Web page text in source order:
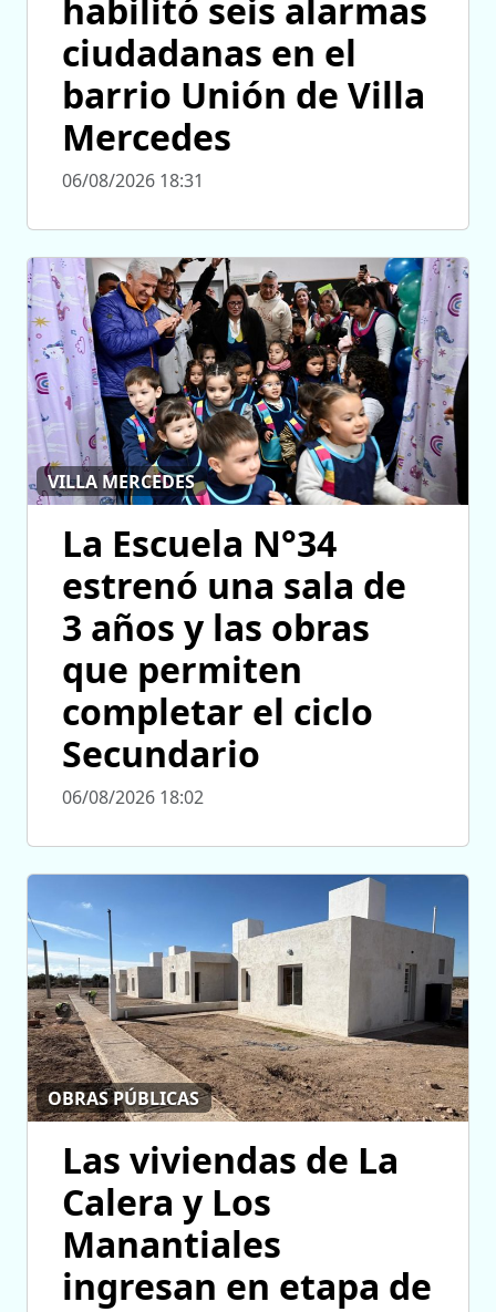
habilitó seis alarmas
ciudadanas en el
barrio Unión de Villa
Mercedes
06/08/2026 18:31
VILLA MERCEDES
La Escuela N°34
estrenó una sala de
3 años y las obras
que permiten
completar el ciclo
Secundario
06/08/2026 18:02
OBRAS PÚBLICAS
Las viviendas de La
Calera y Los
Manantiales
ingresan en etapa de